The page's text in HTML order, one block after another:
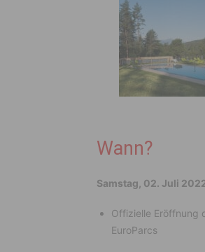
Wann?
Samstag, 02. Juli
Offizielle Eröffnung
EuroParcs